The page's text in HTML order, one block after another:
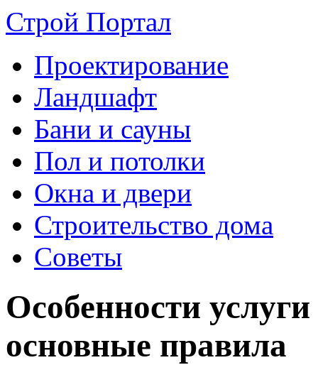
Строй Портал
Проектирование
Ландшафт
Бани и сауны
Пол и потолки
Окна и двери
Строительство дома
Советы
Особенности
основные правила